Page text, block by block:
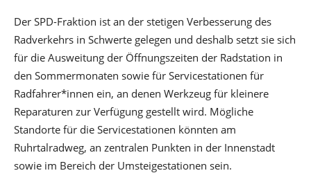
Der SPD-Fraktion ist an der stetigen Verbesserung des
Radverkehrs in Schwerte gelegen und deshalb setzt sie sich
für die Ausweitung der Öffnungszeiten der Radstation in
den Sommermonaten sowie für Servicestationen für
Radfahrer*innen ein, an denen Werkzeug für kleinere
Reparaturen zur Verfügung gestellt wird. Mögliche
Standorte für die Servicestationen könnten am
Ruhrtalradweg, an zentralen Punkten in der Innenstadt
sowie im Bereich der Umsteigestationen sein.